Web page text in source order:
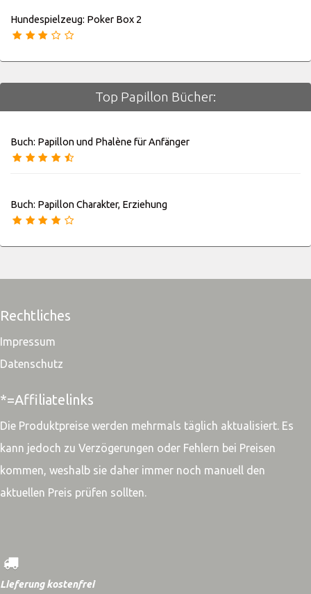
Hundespielzeug: Poker Box 2
Top Papillon Bücher:
Buch: Papillon und Phalène für Anfänger
Buch: Papillon Charakter, Erziehung
Rechtliches
Impressum
Datenschutz
*=Affiliatelinks
Die Produktpreise werden mehrmals täglich aktualisiert. Es
kann jedoch zu Verzögerungen oder Fehlern bei Preisen
kommen, weshalb sie daher immer noch manuell den
aktuellen Preis prüfen sollten.
Lieferung kostenfrei